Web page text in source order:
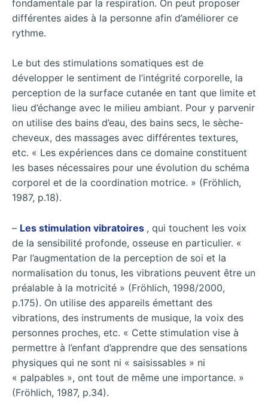
fondamentale par la respiration. On peut proposer
différentes aides à la personne afin d’améliorer ce
rythme.
Le but des stimulations somatiques est de
développer le sentiment de l’intégrité corporelle, la
perception de la surface cutanée en tant que limite et
lieu d’échange avec le milieu ambiant. Pour y parvenir
on utilise des bains d’eau, des bains secs, le sèche-
cheveux, des massages avec différentes textures,
etc. « Les expériences dans ce domaine constituent
les bases nécessaires pour une évolution du schéma
corporel et de la coordination motrice. » (Fröhlich,
1987, p.18).
– Les stimulation vibratoires , qui touchent les voix
de la sensibilité profonde, osseuse en particulier. «
Par l’augmentation de la perception de soi et la
normalisation du tonus, les vibrations peuvent être un
préalable à la motricité » (Fröhlich, 1998/2000,
p.175). On utilise des appareils émettant des
vibrations, des instruments de musique, la voix des
personnes proches, etc. « Cette stimulation vise à
permettre à l’enfant d’apprendre que des sensations
physiques qui ne sont ni « saisissables » ni
« palpables », ont tout de même une importance. »
(Fröhlich, 1987, p.34).